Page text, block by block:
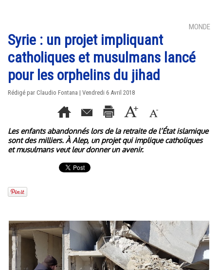
MONDE
Syrie : un projet impliquant
catholiques et musulmans lancé
pour les orphelins du jihad
Rédigé par Claudio Fontana | Vendredi 6 Avril 2018
Les enfants abandonnés lors de la retraite de l’État islamique
sont des milliers. À Alep, un projet qui implique catholiques
et musulmans veut leur donner un avenir.